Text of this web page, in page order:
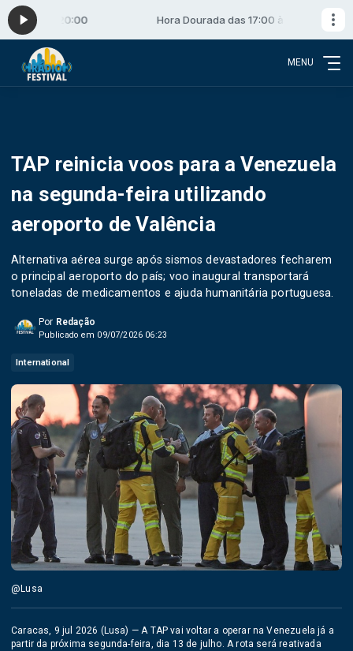
às 20:00 Hora Dourada das 17:00 às 20:00
MENU
TAP reinicia voos para a Venezuela
na segunda-feira utilizando
aeroporto de Valência
Alternativa aérea surge após sismos devastadores fecharem
o principal aeroporto do país; voo inaugural transportará
toneladas de medicamentos e ajuda humanitária portuguesa.
Por Redação
Publicado em 09/07/2026 06:23
International
@Lusa
Caracas, 9 jul 2026 (Lusa) — A TAP vai voltar a operar na Venezuela já a
partir da próxima segunda-feira, dia 13 de julho. A rota será reativada